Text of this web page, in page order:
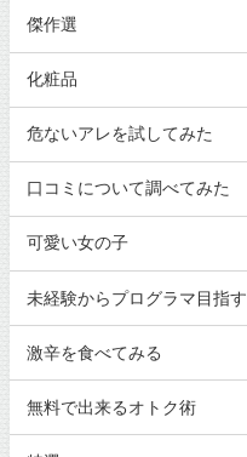
傑作選
化粧品
危ないアレを試してみた
口コミについて調べてみた
可愛い女の子
未経験からプログラマ目指す
激辛を食べてみる
無料で出来るオトク術